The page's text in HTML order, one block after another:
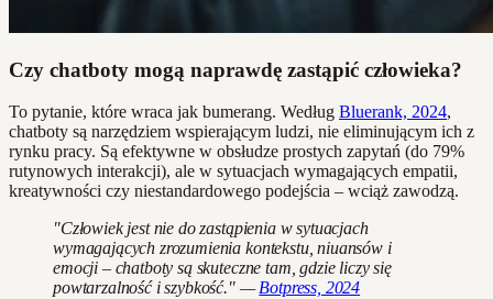
Czy chatboty mogą naprawdę zastąpić człowieka?
To pytanie, które wraca jak bumerang. Według Bluerank, 2024,
chatboty są narzędziem wspierającym ludzi, nie eliminującym ich z
rynku pracy. Są efektywne w obsłudze prostych zapytań (do 79%
rutynowych interakcji), ale w sytuacjach wymagających empatii,
kreatywności czy niestandardowego podejścia – wciąż zawodzą.
"Człowiek jest nie do zastąpienia w sytuacjach
wymagających zrozumienia kontekstu, niuansów i
emocji – chatboty są skuteczne tam, gdzie liczy się
powtarzalność i szybkość." —Botpress, 2024